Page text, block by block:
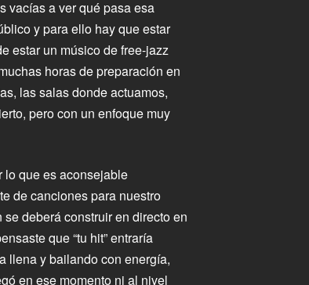
vacías a ver qué pasa esa
y para ello hay que estar
estar un músico de free-jazz
horas de preparación en
las salas donde actuamos,
pero con un enfoque muy
lo que es aconsejable
de canciones para nuestro
deberá construir en directo en
que “tu hit” entraría
llena y bailando con energía,
en ese momento ni al nivel